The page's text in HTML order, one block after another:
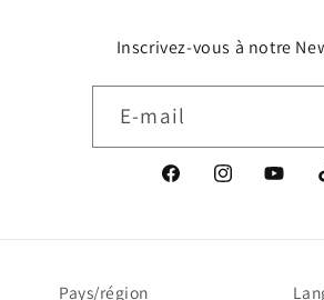
Inscrivez-vous à notre
E-mail
FacebookInstagram
Pays/région